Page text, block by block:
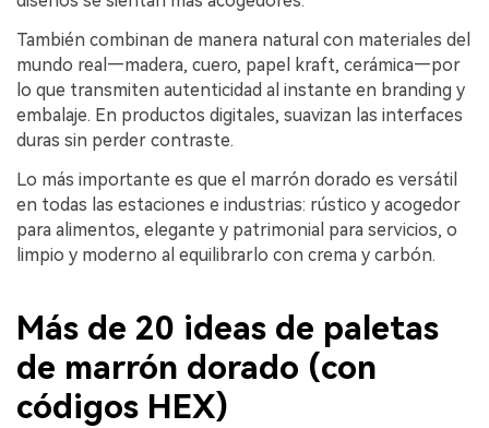
También combinan de manera natural con materiales del
mundo real—madera, cuero, papel kraft, cerámica—por
lo que transmiten autenticidad al instante en branding y
embalaje. En productos digitales, suavizan las interfaces
duras sin perder contraste.
Lo más importante es que el marrón dorado es versátil
en todas las estaciones e industrias: rústico y acogedor
para alimentos, elegante y patrimonial para servicios, o
limpio y moderno al equilibrarlo con crema y carbón.
Más de 20 ideas de paletas
de marrón dorado (con
códigos HEX)